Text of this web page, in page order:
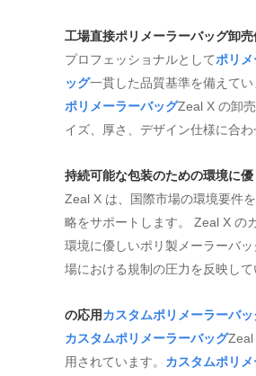
工場直接ポリメーラーバッグ卸売
プロフェッショナルとしてポリ
ッグ一貫した品質基準を備えてい
ポリメーラーバッグZeal X の卸
イズ、厚さ、デザイン仕様に合
持続可能な包装のための環境に
Zeal X は、国際市場の環境要件
略をサポートします。 Zeal X の
環境に優しいポリ製メーラーバ
場における規制の圧力を反映して
の応用カスタムポリメーラーバッ
カスタムポリメーラーバッグZeal
用されています。 カスタムポリ